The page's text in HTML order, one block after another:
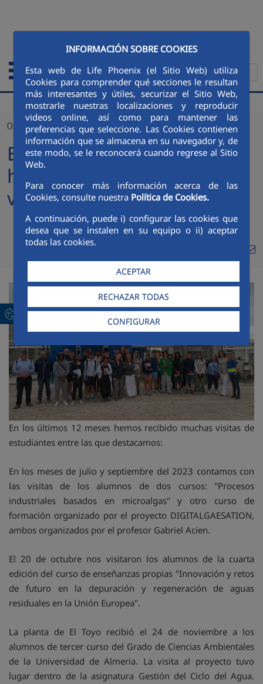
INFORMACIÓN SOBRE COOKIES
Esta web de Life Phoenix (el Sitio Web) utiliza
Cookies para comprender qué secciones le resultan
más interesantes y útiles, securizar el Sitio Web,
mostrarle nuestras localizaciones y reproducir
videos online, así como para mantener las
preferencias que seleccione. Las Cookies contienen
información que se almacena en su navegador y, de
este modo, se le reconocerá cuando regrese al Sitio
Web.
Para conocer más información acerca de las
Cookies, consulte nuestra Política de Cookies.
A continuación, puede i) configurar las cookies que
desea que se instalen en su equipo o ii) aceptar
todas las cookies.
ACEPTAR
RECHAZAR TODAS
CONFIGURAR
05/08/2024
En los últimos 12 meses
hemos recibido muchas
visitas
Compartir en
Compartir en
Compartir
En los últimos 12 meses hemos recibido muchas visitas de
estudiantes entre las que destacamos:
En los meses de julio y septiembre del 2023 contamos con
las visitas de los alumnos de dos cursos: "Procesos
industriales basados en microalgas" y otro curso de
formación organizado por el proyecto DIGITALGAESATION,
ambos organizados por el profesor Gabriel Acien.
El 20 de octubre nos visitaron los alumnos de la cuarta
edición del curso de enseñanzas propias "Innovación y retos
de futuro en la depuración y regeneración de aguas
residuales en la Unión Europea".
La planta de El Toyo recibió el 24 de noviembre a los
alumnos de tercer curso del Grado de Ciencias Ambientales
de la Universidad de Almeria. La visita al proyecto tuvo
lugar dentro de la asignatura Gestión del Ciclo del Agua.